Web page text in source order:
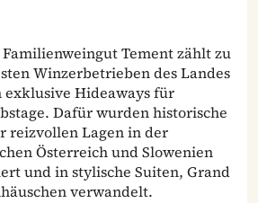
Tement zählt zu
Winzerbetrieben des Landes
Hideaways für
Dafür wurden historische
reizvollen Lagen in der
Österreich und Slowenien
und in stylische Suiten, Grand
verwandelt.